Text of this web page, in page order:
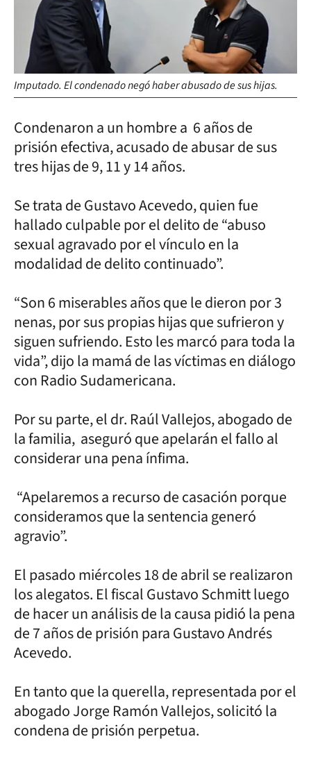
Imputado. El condenado negó haber abusado de sus hijas.
Condenaron a un hombre a 6 años de
prisión efectiva, acusado de abusar de sus
tres hijas de 9, 11 y 14 años.
Se trata de Gustavo Acevedo, quien fue
hallado culpable por el delito de “abuso
sexual agravado por el vínculo en la
modalidad de delito continuado”.
“Son 6 miserables años que le dieron por 3
nenas, por sus propias hijas que sufrieron y
siguen sufriendo. Esto les marcó para toda la
vida”, dijo la mamá de las víctimas en diálogo
con Radio Sudamericana.
Por su parte, el dr. Raúl Vallejos, abogado de
la familia, aseguró que apelarán el fallo al
considerar una pena ínfima.
“Apelaremos a recurso de casación porque
consideramos que la sentencia generó
agravio”.
El pasado miércoles 18 de abril se realizaron
los alegatos. El fiscal Gustavo Schmitt luego
de hacer un análisis de la causa pidió la pena
de 7 años de prisión para Gustavo Andrés
Acevedo.
En tanto que la querella, representada por el
abogado Jorge Ramón Vallejos, solicitó la
condena de prisión perpetua.